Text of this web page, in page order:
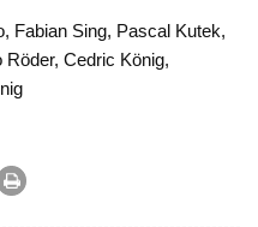
Fabian Sing, Pascal Kutek,
Cedric König,